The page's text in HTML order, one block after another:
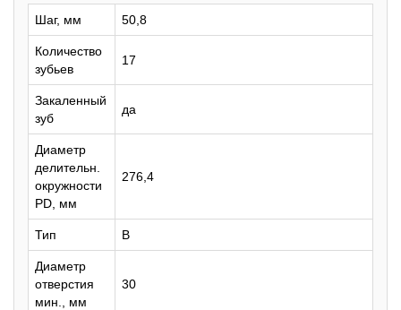
Шаг, мм 50,8
Количество
зубьев
17
Закаленный
зуб
да
Диаметр
делительн.
окружности
PD, мм
276,4
Тип B
Диаметр
отверстия
мин., мм
30